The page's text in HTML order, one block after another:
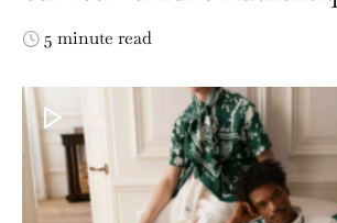
5 minute read